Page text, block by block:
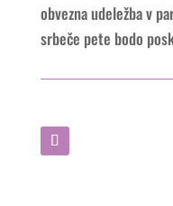
obvezna udeležba v
srbeče pete bodo